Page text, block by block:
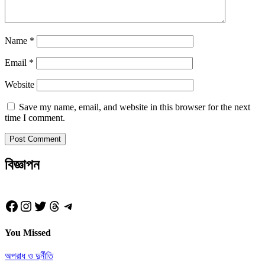
Name *
Email *
Website
Save my name, email, and website in this browser for the next
time I comment.
বিজ্ঞাপন
Facebook
Instagram
Twitter
Threads
Telegram
You Missed
অপরাধ ও দুর্নীতি